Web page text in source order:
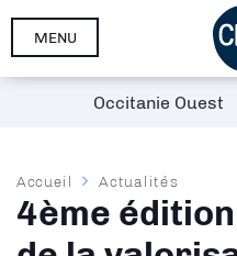
Aller
MENU
Fil
d'Ariane
Accueil Actualités
4ème